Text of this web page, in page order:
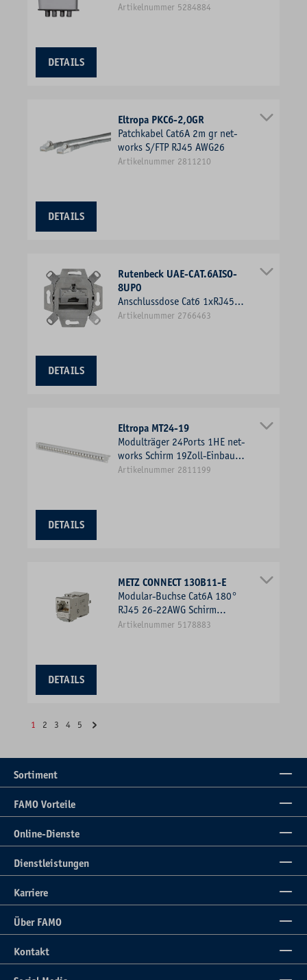
Artikelnummer 5284884
DETAILS
Eltropa PKC6-2,0GR
Patchkabel Cat6A 2m gr net-
works S/FTP RJ45 AWG26
Artikelnummer 2811210
DETAILS
Rutenbeck UAE-CAT.6AISO-
8UP0
Anschlussdose Cat6 1xRJ45
LSA Kanaleinb IP21 schräg
Artikelnummer 2766463
DETAILS
Eltropa MT24-19
Modulträger 24Ports 1HE net-
works Schirm 19Zoll-Einbau
44,45x482,6x90mm
Artikelnummer 2811199
DETAILS
METZ CONNECT 130B11-E
Modular-Buchse Cat6A 180°
RJ45 26-22AWG Schirm
f.Rundkabel si Schneidklemme
Artikelnummer 5178883
DETAILS
1 2 3 4 5
Sortiment
FAMO Vorteile
Online-Dienste
Dienstleistungen
Karriere
Über FAMO
Kontakt